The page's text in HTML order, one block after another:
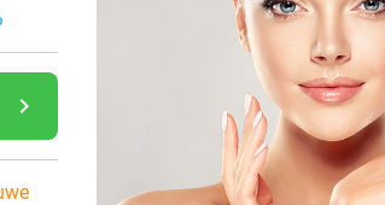
navigate_next